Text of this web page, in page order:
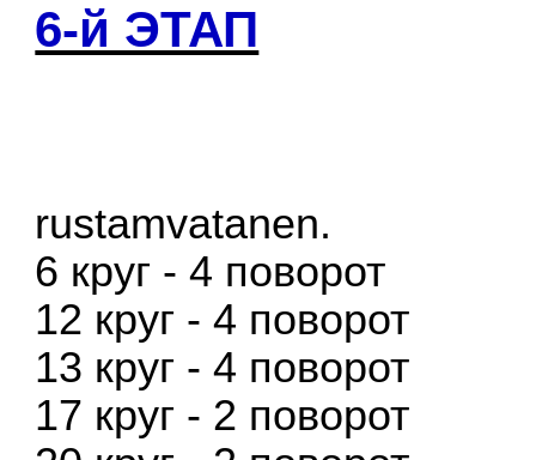
6-й ЭТАП
rustamvatanen.
6 круг - 4 поворот
12 круг - 4 поворот
13 круг - 4 поворот
17 круг - 2 поворот